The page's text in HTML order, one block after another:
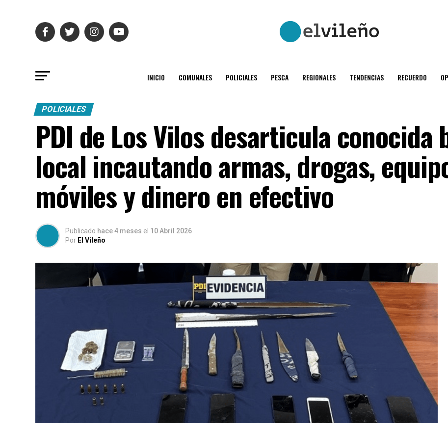
INICIO COMUNALES POLICIALES PESCA REGIONALES TENDENCIAS RECUERDO
POLICIALES
PDI de Los Vilos desarticula conocida
local incautando armas, drogas,
móviles y dinero en efectivo
Publicado hace 4 meses el 10 Abril 2026
Por El Vileño